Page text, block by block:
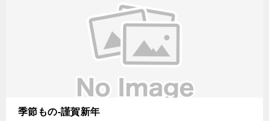
季節もの-謹賀新年